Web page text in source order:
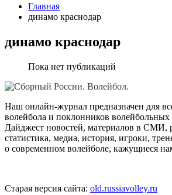
Главная
динамо краснодар
динамо краснодар
Пока нет публикаций
Наш онлайн-журнал предназначен для
волейбола и поклонников
Дайджест новостей, материалов в СМИ,
статистика, медиа, история, игроки,
о современном волейболе, кажущиеся
Старая версия сайта: old.russiavolley.ru